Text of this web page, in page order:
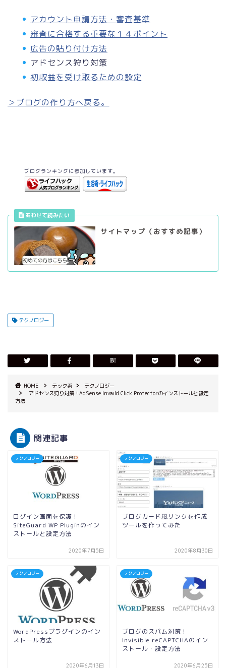
アカウント申請方法・審査基準
審査に合格する重要な１４ポイント
広告の貼り付け方法
アドセンス狩り対策
初収益を受け取るための設定
＞ブログの作り方へ戻る。
ブログランキングに参加しています。
サイトマップ（おすすめ記事）
テクノロジー
HOME テック系
テクノロジー
アドセンス狩り対策！AdSense Invaild Click Protectorのインストールと設定
方法
関連記事
テクノロジー
ログイン画面を保護！
SiteGuard WP Pluginのイン
ストールと設定方法
2020年7月5日
テクノロジー
ブログカード風リンクを作成
ツールを作ってみた
2020年8月30日
テクノロジー
WordPressプラグインのイン
ストール方法
2020年6月13日
テクノロジー
ブログのスパム対策！
Invisible reCAPTCHAのイン
ストール・設定方法
2020年6月25日